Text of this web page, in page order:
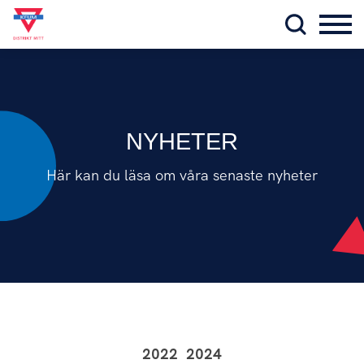
NYHETER
Här kan du läsa om våra senaste nyheter
2024
2022